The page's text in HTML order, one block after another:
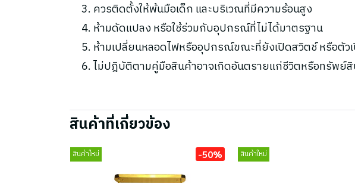
ควรติดตั้งให้พ้นมือเด็ก และบริเวณที่มีความร้อนสูง
ห้ามดัดแปลง หรือใช้ร่วมกับอุปกรณ์ที่ไม่ได้มาตรฐาน
ห้ามเปลี่ยนหลอดไฟหรืออุปกรณ์ขณะที่ยังเปิดสวิตช์ หรือตัว
ไม่ปฎิบัติตามคู่มือสินค้าอาจเกิดอันตรายแก่ชีวิตหรือทรัพย์
สินค้าที่เกี่ยวข้อง
สินค้าใหม่ -50% สินค้าใหม่